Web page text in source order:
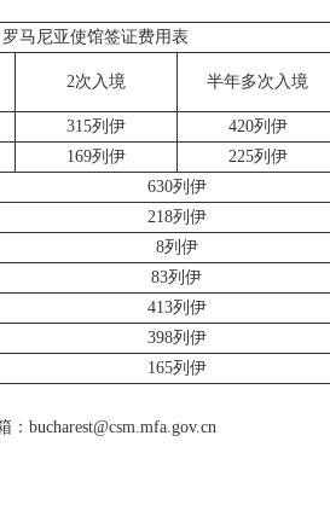
罗马尼亚使馆签证费用表
2次入境 半年多次入境
315列伊 420列伊
169列伊 225列伊
630列伊
218列伊
8列伊
83列伊
413列伊
398列伊
165列伊
bucharest@csm.mfa.gov.cn